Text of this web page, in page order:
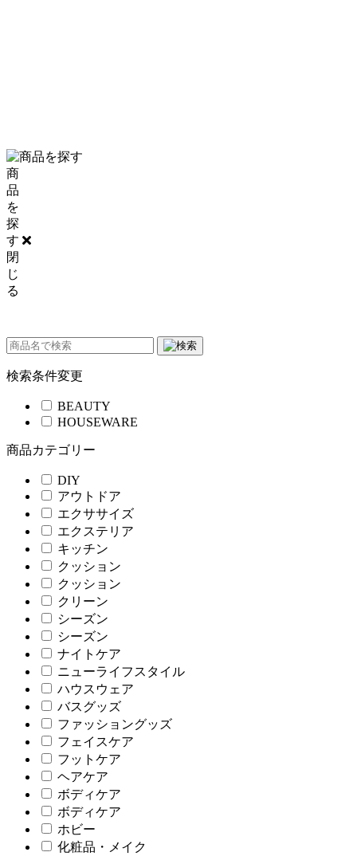
商
品
を
探
す
閉
じ
る
検索条件変更
BEAUTY
HOUSEWARE
商品カテゴリー
DIY
アウトドア
エクササイズ
エクステリア
キッチン
クッション
クッション
クリーン
シーズン
シーズン
ナイトケア
ニューライフスタイル
ハウスウェア
バスグッズ
ファッショングッズ
フェイスケア
フットケア
ヘアケア
ボディケア
ボディケア
ホビー
化粧品・メイク